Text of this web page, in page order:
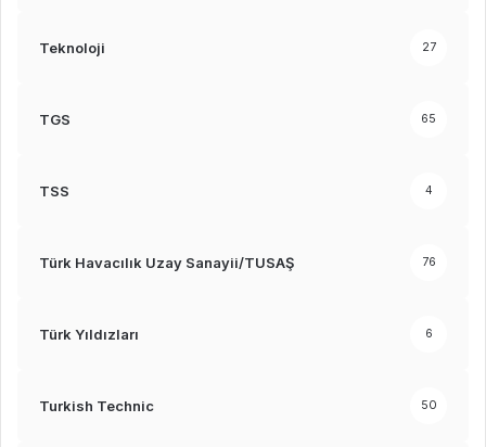
Teknoloji 27
TGS 65
TSS 4
Türk Havacılık Uzay Sanayii/TUSAŞ 76
Türk Yıldızları 6
Turkish Technic 50